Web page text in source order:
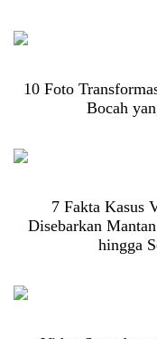
10 Foto
Bocah
7 Fakta Kasus
Disebarkan
hingga